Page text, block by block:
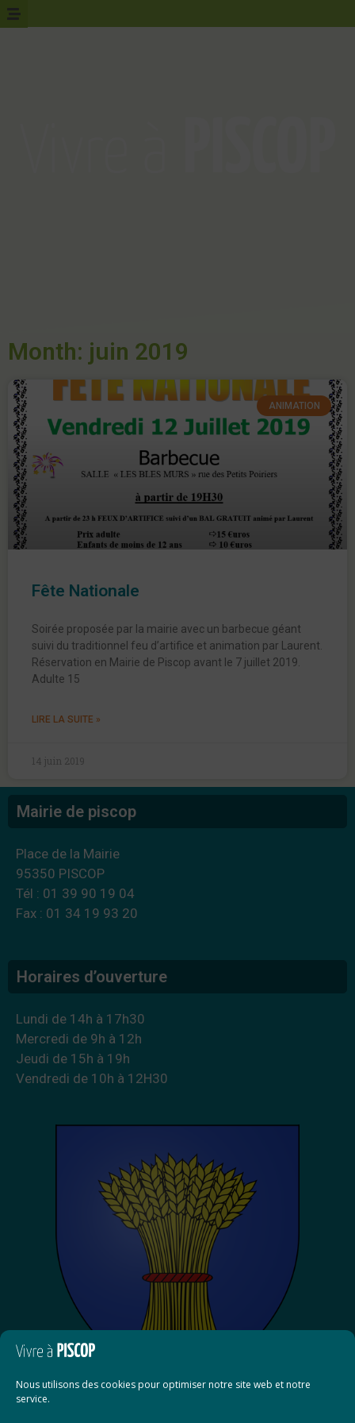
Nous utilisons des cookies pour optimiser notre site web et notre
service.
Month: juin 2019
ANIMATION
Fête Nationale
Soirée proposée par la mairie avec un barbecue géant
suivi du traditionnel feu d’artifice et animation par Laurent.
Réservation en Mairie de Piscop avant le 7 juillet 2019.
Adulte 15
LIRE LA SUITE »
14 juin 2019
Mairie de piscop
Place de la Mairie
95350 PISCOP
Tél : 01 39 90 19 04
Fax : 01 34 19 93 20
Horaires d’ouverture
Lundi de 14h à 17h30
Mercredi de 9h à 12h
Jeudi de 15h à 19h
Vendredi de 10h à 12H30